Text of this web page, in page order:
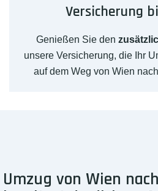
Versicherung
Genießen Sie den
unsere Versicherung, die Ihr
auf dem Weg von Wien
Umzug von Wien